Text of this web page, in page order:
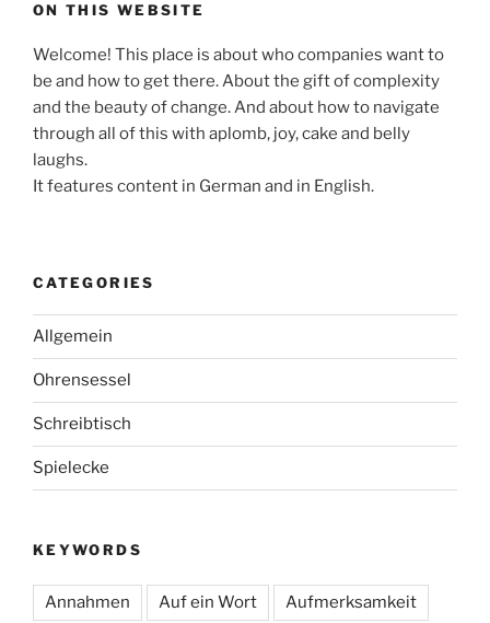
ON THIS WEBSITE
Welcome! This place is about who companies want to
be and how to get there. About the gift of complexity
and the beauty of change. And about how to navigate
through all of this with aplomb, joy, cake and belly
laughs.
It features content in German and in English.
CATEGORIES
Allgemein
Ohrensessel
Schreibtisch
Spielecke
KEYWORDS
Annahmen Auf ein Wort Aufmerksamkeit